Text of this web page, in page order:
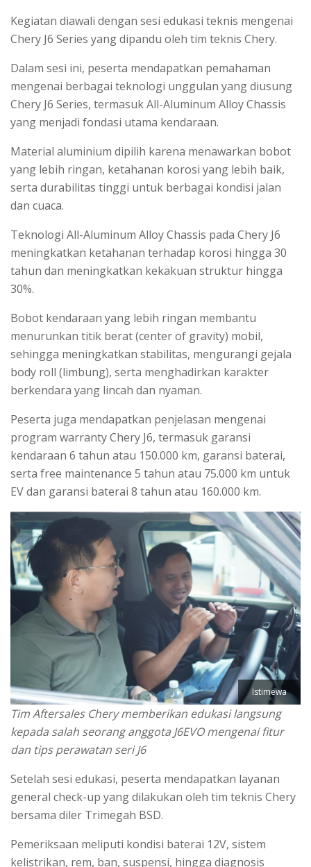
Kegiatan diawali dengan sesi edukasi teknis mengenai
Chery J6 Series yang dipandu oleh tim teknis Chery.
Dalam sesi ini, peserta mendapatkan pemahaman
mengenai berbagai teknologi unggulan yang diusung
Chery J6 Series, termasuk All-Aluminum Alloy Chassis
yang menjadi fondasi utama kendaraan.
Material aluminium dipilih karena menawarkan bobot
yang lebih ringan, ketahanan korosi yang lebih baik,
serta durabilitas tinggi untuk berbagai kondisi jalan
dan cuaca.
Teknologi All-Aluminum Alloy Chassis pada Chery J6
meningkatkan ketahanan terhadap korosi hingga 30
tahun dan meningkatkan kekakuan struktur hingga
30%.
Bobot kendaraan yang lebih ringan membantu
menurunkan titik berat (center of gravity) mobil,
sehingga meningkatkan stabilitas, mengurangi gejala
body roll (limbung), serta menghadirkan karakter
berkendara yang lincah dan nyaman.
Peserta juga mendapatkan penjelasan mengenai
program warranty Chery J6, termasuk garansi
kendaraan 6 tahun atau 150.000 km, garansi baterai,
serta free maintenance 5 tahun atau 75.000 km untuk
EV dan garansi baterai 8 tahun atau 160.000 km.
Istimewa
Tim Aftersales Chery memberikan edukasi langsung
kepada salah seorang anggota J6EVO mengenai fitur
dan tips perawatan seri J6
Setelah sesi edukasi, peserta mendapatkan layanan
general check-up yang dilakukan oleh tim teknis Chery
bersama diler Trimegah BSD.
Pemeriksaan meliputi kondisi baterai 12V, sistem
kelistrikan, rem, ban, suspensi, hingga diagnosis